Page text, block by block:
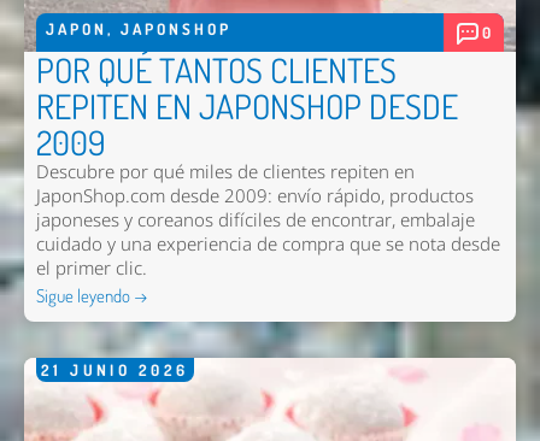
JAPON , JAPONSHOP 0
POR QUÉ TANTOS CLIENTES
REPITEN EN JAPONSHOP DESDE
2009
Descubre por qué miles de clientes repiten en
JaponShop.com desde 2009: envío rápido, productos
japoneses y coreanos difíciles de encontrar, embalaje
cuidado y una experiencia de compra que se nota desde
el primer clic.
Sigue leyendo →
21 JUNIO 2026